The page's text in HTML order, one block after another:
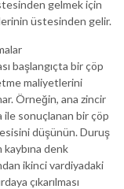
gelmek için
üstesinden gelir.
başlangıçta bir çöp
maliyetlerini
Örneğin, ana zincir
ile sonuçlanan bir çöp
düşünün. Duruş
denk
ikinci vardiyadaki
çıkarılması